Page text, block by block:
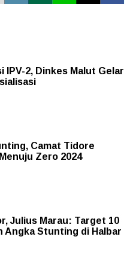
IPV-2, Dinkes Malut Gelar
Camat Tidore
Zero 2024
Julius Marau: Target 10
Angka Stunting di Halbar